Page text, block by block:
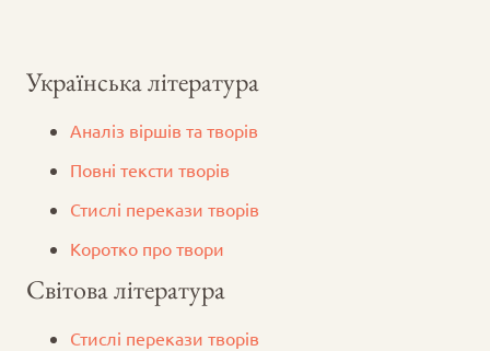
Українська література
Аналіз віршів та творів
Повні тексти творів
Стислі перекази творів
Коротко про твори
Світова література
Стислі перекази творів